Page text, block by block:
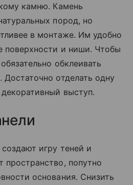
камню. Камень
пород, но
в монтаже. Им удобно
поверхности и ниши. Чтобы
обклеивать
отделать одну
выступ.
игру теней и
пространство, попутно
основания. Снизить